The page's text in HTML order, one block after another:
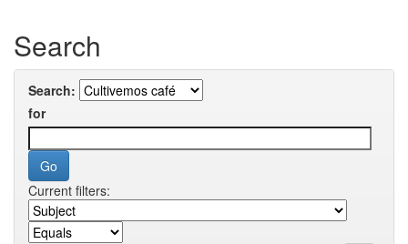
Search
Search:
for
Current filters: